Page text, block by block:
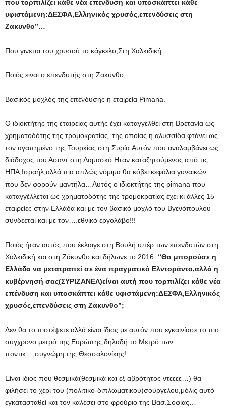
που τορπιλίζει κάθε νέα επένδυση και υποσκάπτει κάθε
υφιστάμενη:ΔΕΣΦΑ,Ελληνικός χρυσός,επενδύσεις στη
Ζακυνθο”…
Που γινεται του χρυσού το κάγκελο;Στη Χαλκιδική…
Ποιός ειναι ο επενδυτής στη Ζακυνθο;
Βασικός μοχλός της επένδυσης η εταιρεία Pimana.
O ιδιοκτήτης της εταιρείας αυτής έχει καταγγελθεί στη Βρετανία ως
χρηματοδότης της τρομοκρατίας, της οποίας η αλυσσίδα φτάνει ως
τον αγαπημένο της Τουρκίας στη Συρία.Αυτόν που αναλαμβάνει ως
διάδοχος του Ασαντ στη Δαμασκό.Ηταν καταζητούμενος από τις
ΗΠΑ,Ισραήλ,αλλά πια απλώς νόμιμα θα κόβει κεφάλια γυναικών
που δεν φορούν μαντήλα…Αυτός ο ιδιοκτήτης της pimana που
καταγγέλλεται ως χρηματοδότης της τρομοκρατίας έχει κι άλλες 15
εταιρείες στην Ελλάδα και με τον βασικό μοχλό του Βγενόπουλου
συνδέεται και με τον….εθνικό εργολάβο!!!
Ποιός ήταν αυτός που έκλαιγε στη Βουλή υπέρ των επενδυτών στη
Χαλκιδική και στη Ζάκυνθο και δήλωνε το 2016 :“Θα μπορούσε η
Ελλάδα να μετατραπεί σε ένα πραγματικό Ελντοράντο,αλλά η
κυβέρνησή σας(ΣΥΡΙΖΑΝΕΛ)είναι αυτή που τορπιλίζει κάθε νέα
επένδυση και υποσκάπτει κάθε υφιστάμενη:ΔΕΣΦΑ,Ελληνικός
χρυσός,επενδύσεις στη Ζακυνθο”;
Δεν θα το πιστέψετε αλλά είναι ίδιος με αυτόν που εγκαινίασε το πιο
συγχρονο μετρό της Ευρώπης,δηλαδή το Μετρό των
ποντικ…,συγνώμη της Θεσσαλονίκης!
Είναι ίδιος που θεσμικά(θεσμικά και εξ αβρότητος ντεεεε…) θα
φιλήσει το χέρι του (πολιτικο-διπλωματικού)σούργελου,μόλις αυτό
εγκατασταθεί και τον καλέσει στο φρούριο της Βασ.Σοφίας…